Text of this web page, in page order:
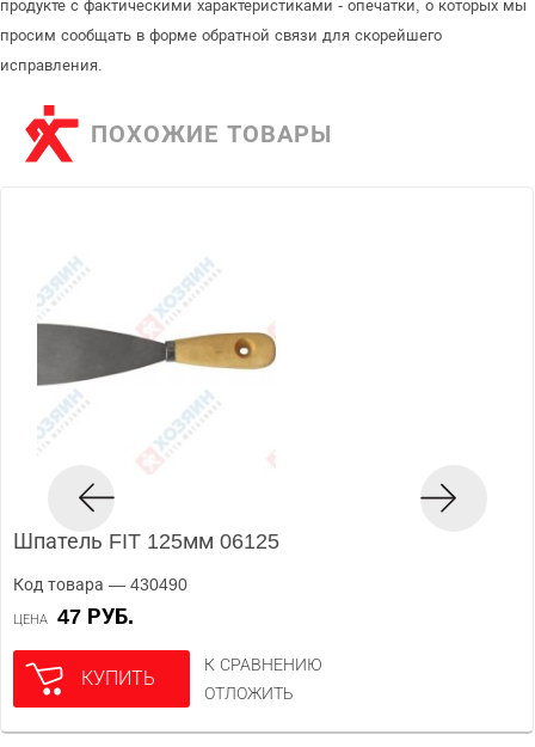
продукте с фактическими характеристиками - опечатки, о которых мы
просим сообщать в форме обратной связи для скорейшего
исправления.
ПОХОЖИЕ ТОВАРЫ
Шпатель FIT 125мм 06125
Код товара — 430490
ЦЕНА 47 РУБ.
КУПИТЬ
К СРАВНЕНИЮ
ОТЛОЖИТЬ